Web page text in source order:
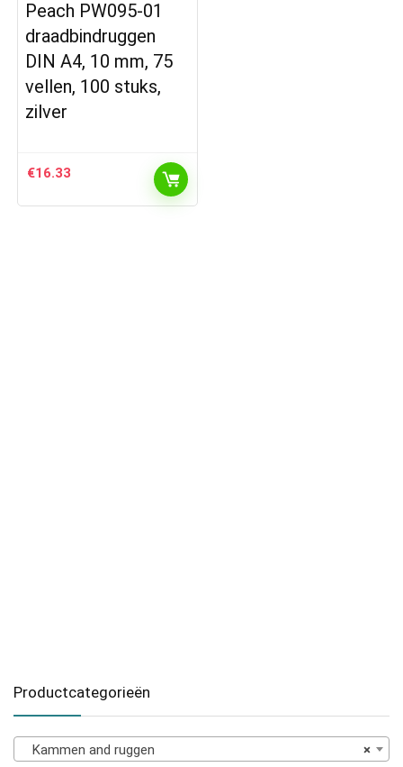
Peach PW095-01
draadbindruggen
DIN A4, 10 mm, 75
vellen, 100 stuks,
zilver
€16.33
Productcategorieën
×
Kammen and ruggen